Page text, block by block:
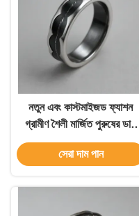
নতুন এবং কাস্টমাইজড ফ্যাশন
গ্রামীণ শৈলী মার্জিত পুরুষের ডাই
কাস্ট মোল্ড রিং স্টেইনলেস স্টিলের
পুরুষদের জন্য আংটি
সেরা দাম পান